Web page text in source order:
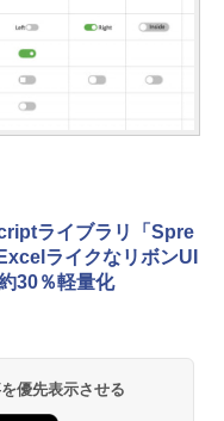
ライブラリ「Spre
ライクなリボンUI
30％軽量化
優先表示させる